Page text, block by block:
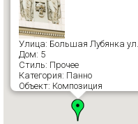
Улица: Большая Лубянка ул.
Дом: 5
Стиль: Прочее
Категория: Панно
Объект: Композиция